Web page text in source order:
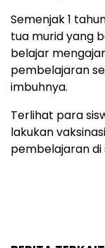
Semenjak 1
tua murid yang
belajar
pembelajaran
imbuhnya.
Terlihat para
lakukan
pembelajaran di